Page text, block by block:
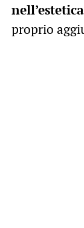
nell’estetica
proprio